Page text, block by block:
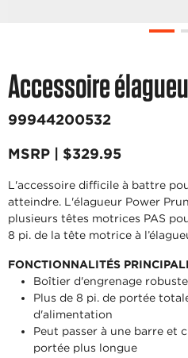
Accessoire
99944200532
MSRP | $329.95
L'accessoire difficile à battre
atteindre. L'élagueur Power
plusieurs têtes motrices PAS
8 pi. de la tête motrice à
FONCTIONNALITÉS
Boîtier d'engrenage
Plus de 8 pi. de portée
d'alimentation
Peut passer à une barre et
portée plus longue